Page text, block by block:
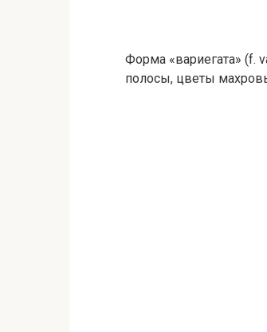
Форма «вариегата» (f.
полосы, цветы